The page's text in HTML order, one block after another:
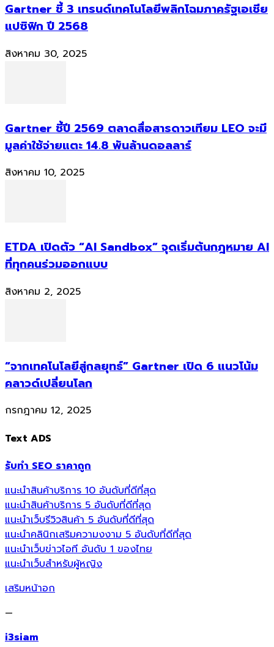
Gartner ชี้ 3 เทรนด์เทคโนโลยีพลิกโฉมภาครัฐเอเชีย
แปซิฟิก ปี 2568
สิงหาคม 30, 2025
Gartner ชี้ปี 2569 ตลาดสื่อสารดาวเทียม LEO จะมี
มูลค่าใช้จ่ายแตะ 14.8 พันล้านดอลลาร์
สิงหาคม 10, 2025
ETDA เปิดตัว “AI Sandbox” จุดเริ่มต้นกฎหมาย AI
ที่ทุกคนร่วมออกแบบ
สิงหาคม 2, 2025
“จากเทคโนโลยีสู่กลยุทธ์” Gartner เปิด 6 แนวโน้ม
คลาวด์เปลี่ยนโลก
กรกฎาคม 12, 2025
Text ADS
รับทำ SEO ราคาถูก
แนะนำสินค้าบริการ 10 อันดับที่ดีที่สุด
แนะนำสินค้าบริการ 5 อันดับที่ดีที่สุด
แนะนำเว็บรีวิวสินค้า 5 อันดับที่ดีที่สุด
แนะนำคลินิกเสริมความงงาม 5 อันดับที่ดีที่สุด
แนะนำเว็บข่าวไอที อันดับ 1 ของไทย
แนะนำเว็บสำหรับผู้หญิง
เสริมหน้าอก
—
i3siam